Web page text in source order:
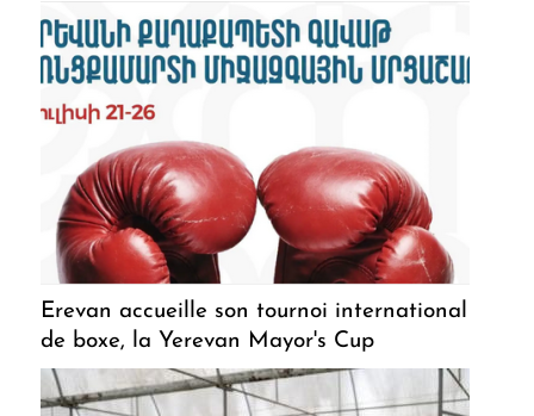
Erevan accueille son tournoi international
de boxe, la Yerevan Mayor's Cup